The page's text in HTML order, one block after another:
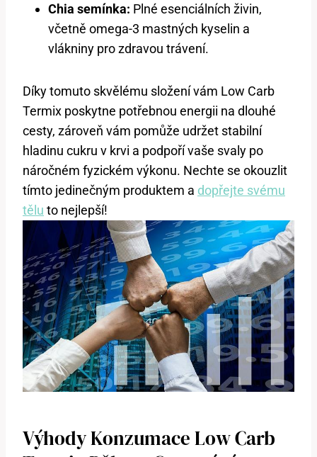
Chia semínka: Plné esenciálních živin,
‍včetně omega-3 mastných ‍kyselin a
vlákniny pro‍ zdravou ‍trávení.
Díky tomuto ‌skvělému složení vám ​Low Carb
Termix ⁢poskytne potřebnou energii na dlouhé⁣
cesty,‌ zároveň vám pomůže udržet ‌stabilní
hladinu ⁤cukru v krvi ‌a podpoří vaše svaly po
náročném fyzickém výkonu. Nechte se ⁣okouzlit
tímto jedinečným produktem a ⁣ dopřejte svému
tělu to nejlepší!
Výhody ‍konzumace Low Carb